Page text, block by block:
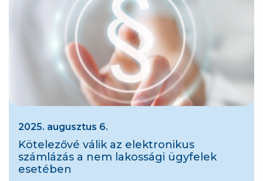
2025. augusztus 6.
Kötelezővé válik az elektronikus
számlázás a nem lakossági ügyfelek
esetében